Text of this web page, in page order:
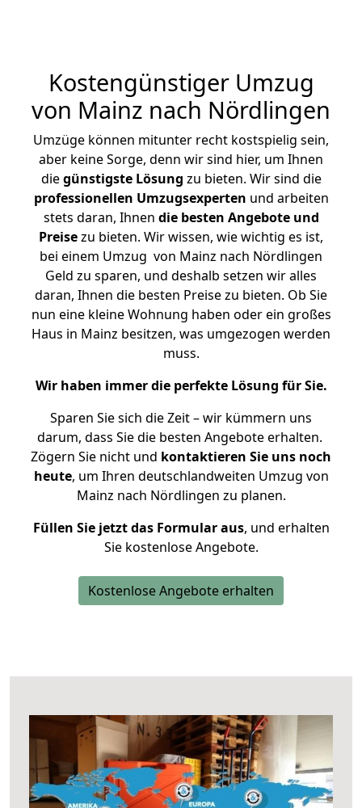
Kostengünstiger Umzug
von Mainz nach Nördlingen
Umzüge können mitunter recht kostspielig sein,
aber keine Sorge, denn wir sind hier, um Ihnen
diegünstigste Lösung zu bieten. Wir sind die
professionellen Umzugsexperten und arbeiten
stets daran, Ihnen die besten Angebote und
Preisezu bieten. Wir wissen, wie wichtig es ist,
bei einem Umzug von Mainz nach Nördlingen
Geld zu sparen, und deshalb setzen wir alles
daran, Ihnen die besten Preise zu bieten. Ob Sie
nun eine kleine Wohnung haben oder ein großes
Haus in Mainz besitzen, was umgezogen werden
muss.
Wir haben immer die perfekte Lösung für Sie.
Sparen Sie sich die Zeit – wir kümmern uns
darum, dass Sie die besten Angebote erhalten.
Zögern Sie nicht und kontaktieren Sie uns noch
heute, um Ihren deutschlandweiten Umzug von
Mainz nach Nördlingen zu planen.
Füllen Sie jetzt das Formular aus, und erhalten
Sie kostenlose Angebote.
Kostenlose Angebote erhalten